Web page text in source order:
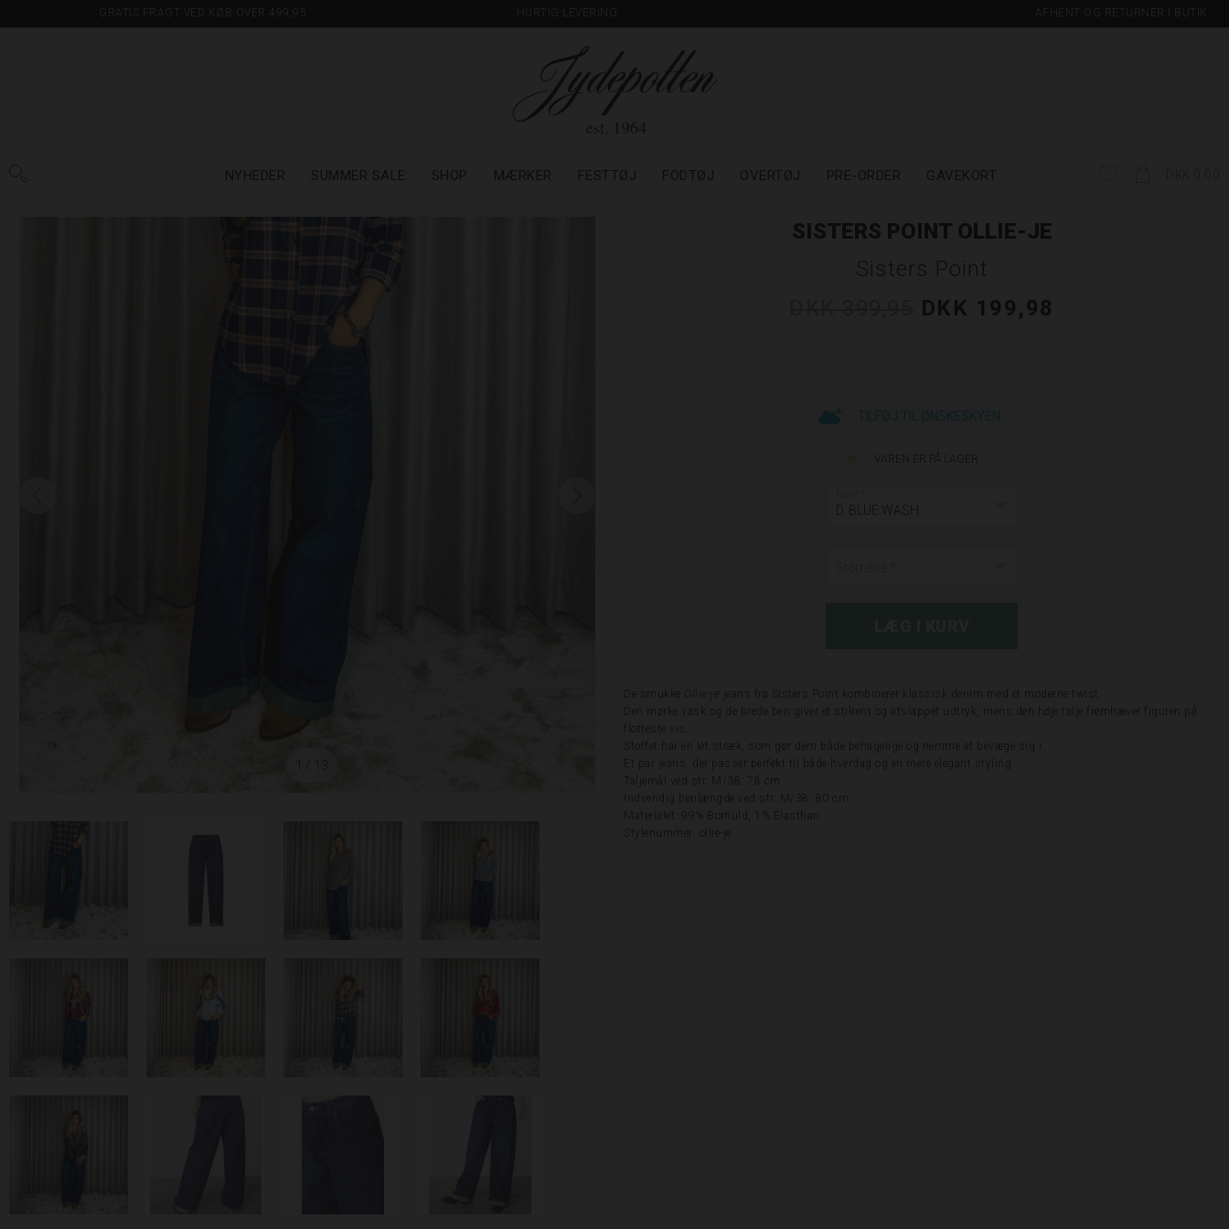
GRATIS FRAGT VED KØB OVER 499,95 HURTIG LEVERING AFHENT OG RETURNER I BUTIK
NYHEDER SUMMER SALE SHOP MÆRKER FESTTØJ FODTØJ OVERTØJ PRE-ORDER GAVEKORT
SISTERS POINT OLLIE-JE
Sisters Point
DKK 199,98
TILFØJ TIL ØNSKESKYEN
VAREN ER PÅ LAGER
D. BLUE WASH
De smukke
jeans fra Sisters Point kombinerer klassisk denim med et moderne twist.
Den mørke vask og de brede ben giver et stilrent og afslappet udtryk, mens den høje talje fremhæver figuren på
flotteste vis.
Stoffet har en let stræk, som gør dem både behagelige og nemme at bevæge sig i.
Et par jeans, der passer perfekt til både hverdag og en mere elegant styling.
Taljemål ved str. M/38: 78 cm
Indvendig benlængde ved str. M/38: 80 cm
Materialet: 99% Bomuld, 1% Elasthan
Stylenummer: ollie-je